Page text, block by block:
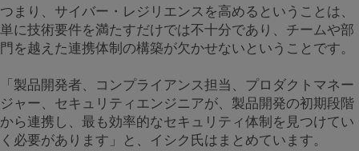
つまり、サイバー・レジリエンスを高めるということは、
単に技術要件を満たすだけでは不十分であり、チームや部
門を越えた連携体制の構築が欠かせないということです。
「製品開発者、コンプライアンス担当、プロダクトマネー
ジャー、セキュリティエンジニアが、製品開発の初期段階
から連携し、最も効率的なセキュリティ体制を見つけてい
く必要があります」と、イシク氏はまとめています。